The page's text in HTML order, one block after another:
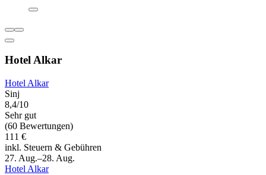
Hotel Alkar
Hotel Alkar
Sinj
8,4/10
Sehr gut
(60 Bewertungen)
111 €
inkl. Steuern & Gebühren
27. Aug.–28. Aug.
Hotel Alkar